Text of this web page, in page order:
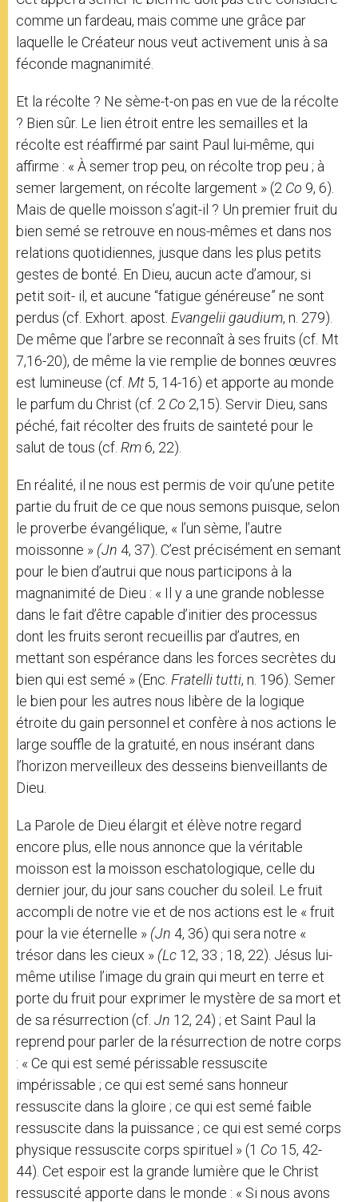
comme un fardeau, mais comme une grâce par
laquelle le Créateur nous veut activement unis à sa
féconde magnanimité.
Et la récolte ? Ne sème-t-on pas en vue de la récolte
? Bien sûr. Le lien étroit entre les semailles et la
récolte est réaffirmé par saint Paul lui-même, qui
affirme : « À semer trop peu, on récolte trop peu ; à
semer largement, on récolte largement » (2 Co 9, 6).
Mais de quelle moisson s’agit-il ? Un premier fruit du
bien semé se retrouve en nous-mêmes et dans nos
relations quotidiennes, jusque dans les plus petits
gestes de bonté. En Dieu, aucun acte d’amour, si
petit soit- il, et aucune “fatigue généreuse” ne sont
perdus (cf. Exhort. apost. Evangelii gaudium, n. 279).
De même que l’arbre se reconnaît à ses fruits (cf. Mt
7,16-20), de même la vie remplie de bonnes œuvres
est lumineuse (cf. Mt 5, 14-16) et apporte au monde
le parfum du Christ (cf. 2 Co 2,15). Servir Dieu, sans
péché, fait récolter des fruits de sainteté pour le
salut de tous (cf. Rm6, 22).
En réalité, il ne nous est permis de voir qu’une petite
partie du fruit de ce que nous semons puisque, selon
le proverbe évangélique, « l’un sème, l’autre
moissonne » (Jn 4, 37). C’est précisément en semant
pour le bien d’autrui que nous participons à la
magnanimité de Dieu : « Il y a une grande noblesse
dans le fait d’être capable d’initier des processus
dont les fruits seront recueillis par d’autres, en
mettant son espérance dans les forces secrètes du
bien qui est semé » (Enc. Fratelli tutti, n. 196). Semer
le bien pour les autres nous libère de la logique
étroite du gain personnel et confère à nos actions le
large souffle de la gratuité, en nous insérant dans
l’horizon merveilleux des desseins bienveillants de
Dieu.
La Parole de Dieu élargit et élève notre regard
encore plus, elle nous annonce que la véritable
moisson est la moisson eschatologique, celle du
dernier jour, du jour sans coucher du soleil. Le fruit
accompli de notre vie et de nos actions est le « fruit
pour la vie éternelle » (Jn 4, 36) qui sera notre «
trésor dans les cieux » (Lc 12, 33 ; 18, 22). Jésus lui-
même utilise l’image du grain qui meurt en terre et
porte du fruit pour exprimer le mystère de sa mort et
de sa résurrection (cf. Jn 12, 24) ; et Saint Paul la
reprend pour parler de la résurrection de notre corps
: « Ce qui est semé périssable ressuscite
impérissable ; ce qui est semé sans honneur
ressuscite dans la gloire ; ce qui est semé faible
ressuscite dans la puissance ; ce qui est semé corps
physique ressuscite corps spirituel » (1 Co 15, 42-
44). Cet espoir est la grande lumière que le Christ
ressuscité apporte dans le monde : « Si nous avons